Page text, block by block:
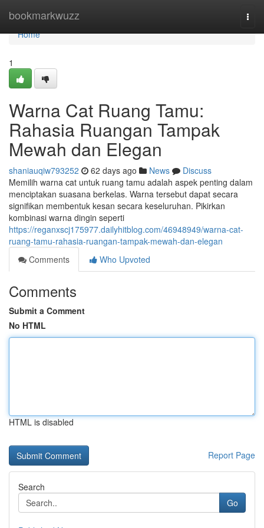
bookmarkwuzz
Home
Home
1
Warna Cat Ruang Tamu:
Rahasia Ruangan Tampak
Mewah dan Elegan
shaniauqiw793252 62 days ago News
Discuss
Memilih warna cat untuk ruang tamu adalah aspek penting dalam
menciptakan suasana berkelas. Warna tersebut dapat secara
signifikan membentuk kesan secara keseluruhan. Pikirkan
kombinasi warna dingin seperti
https://reganxscj175977.dailyhitblog.com/46948949/warna-cat-
ruang-tamu-rahasia-ruangan-tampak-mewah-dan-elegan
Comments
Who Upvoted
Comments
Submit a Comment
No HTML
HTML is disabled
Report Page
Search
Go